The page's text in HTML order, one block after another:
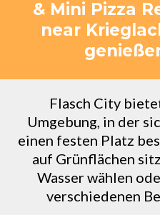
& Mini Pizza
near
Flasch City
Umgebung, in der
einen festen Platz
auf Grünflächen
Wasser wählen
verschiedenen